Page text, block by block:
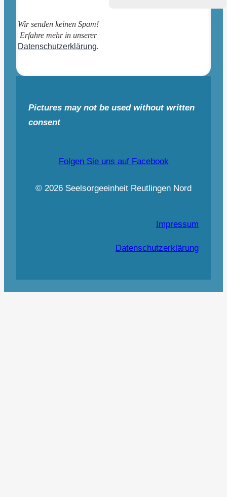
Wir senden keinen Spam!
Erfahre mehr in unserer
Datenschutzerklärung.
Pictures may not be used without written
consent
Folgen Sie uns auf Facebook
© 2026 Seelsorgeeinheit Reutlingen Nord
Impressum
Datenschutzerklärung